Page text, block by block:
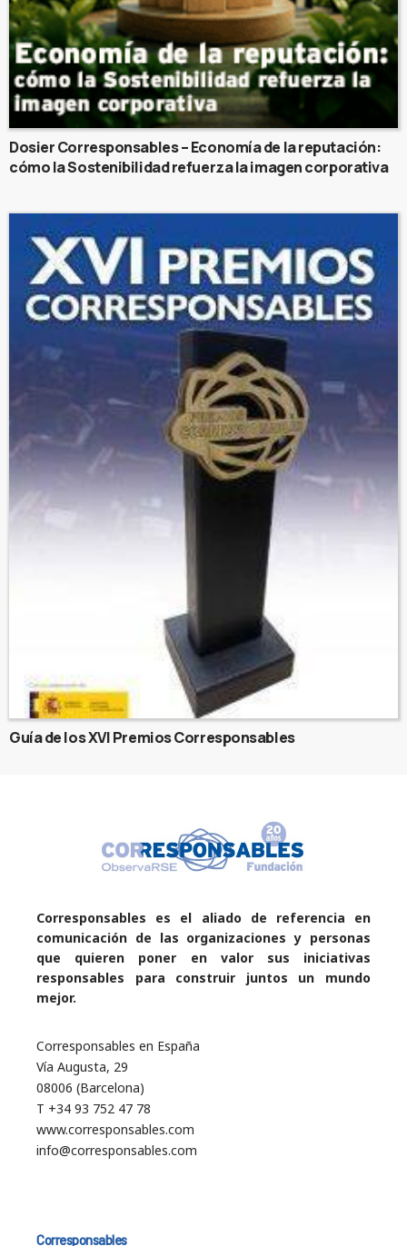
Dosier Corresponsables – Economía de la reputación:
cómo la Sostenibilidad refuerza la imagen corporativa
Guía de los XVI Premios Corresponsables
Corresponsables es el aliado de referencia en
comunicación de las organizaciones y personas
que quieren poner en valor sus iniciativas
responsables para construir juntos un mundo
mejor.
Corresponsables en España
Vía Augusta, 29
08006 (Barcelona)
T +34 93 752 47 78
www.corresponsables.com
info@corresponsables.com
Corresponsables